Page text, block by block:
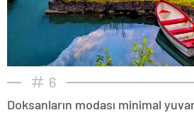
6
Doksanların modası minimal